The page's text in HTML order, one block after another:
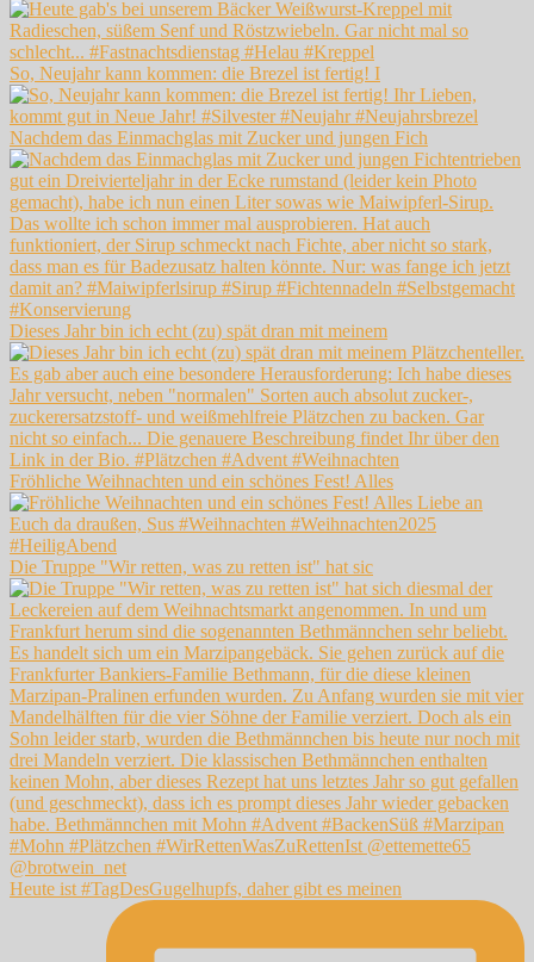
So, Neujahr kann kommen: die Brezel ist fertig! I
Nachdem das Einmachglas mit Zucker und jungen Fich
Dieses Jahr bin ich echt (zu) spät dran mit meinem
Fröhliche Weihnachten und ein schönes Fest! Alles
Die Truppe "Wir retten, was zu retten ist" hat sic
Heute ist #TagDesGugelhupfs, daher gibt es meinen